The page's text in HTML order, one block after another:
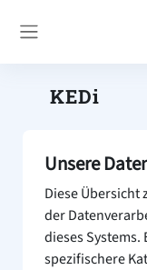
KEDi
Unsere
Diese Übersicht
der
dieses
spezifischere